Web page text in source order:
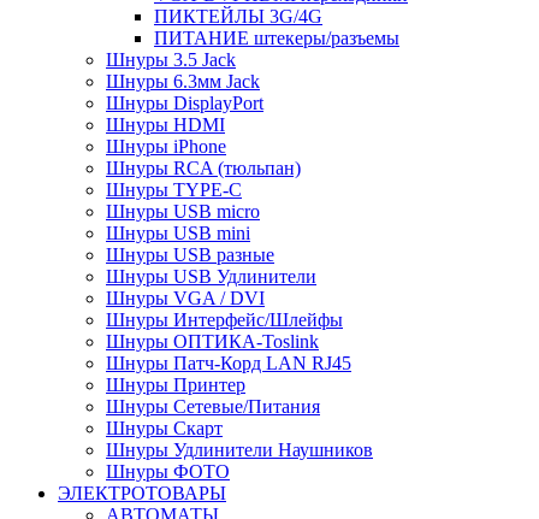
ПИКТЕЙЛЫ 3G/4G
ПИТАНИЕ штекеры/разъемы
Шнуры 3.5 Jack
Шнуры 6.3мм Jack
Шнуры DisplayPort
Шнуры HDMI
Шнуры iPhone
Шнуры RCA (тюльпан)
Шнуры TYPE-C
Шнуры USB micro
Шнуры USB mini
Шнуры USB разные
Шнуры USB Удлинители
Шнуры VGA / DVI
Шнуры Интерфейс/Шлейфы
Шнуры ОПТИКА-Toslink
Шнуры Патч-Корд LAN RJ45
Шнуры Принтер
Шнуры Сетевые/Питания
Шнуры Скарт
Шнуры Удлинители Наушников
Шнуры ФОТО
ЭЛЕКТРОТОВАРЫ
АВТОМАТЫ